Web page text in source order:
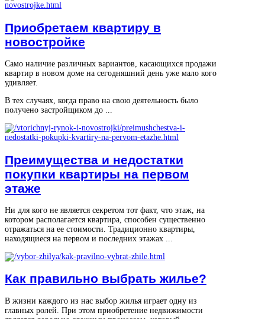
Приобретаем квартиру в
новостройке
Само наличие различных вариантов, касающихся продажи
квартир в новом доме на сегодняшний день уже мало кого
удивляет.
В тех случаях, когда право на свою деятельность было
получено застройщиком до ...
Преимущества и недостатки
покупки квартиры на первом
этаже
Ни для кого не является секретом тот факт, что этаж, на
котором располагается квартира, способен существенно
отражаться на ее стоимости. Традиционно квартиры,
находящиеся на первом и последних этажах ...
Как правильно выбрать жилье?
В жизни каждого из нас выбор жилья играет одну из
главных ролей. При этом приобретение недвижимости